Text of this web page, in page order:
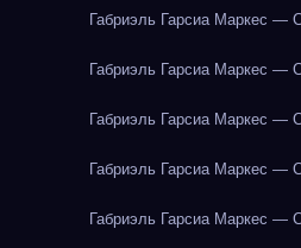
Габриэль Гарсиа Маркес —
Габриэль Гарсиа Маркес —
Габриэль Гарсиа Маркес —
Габриэль Гарсиа Маркес —
Габриэль Гарсиа Маркес —